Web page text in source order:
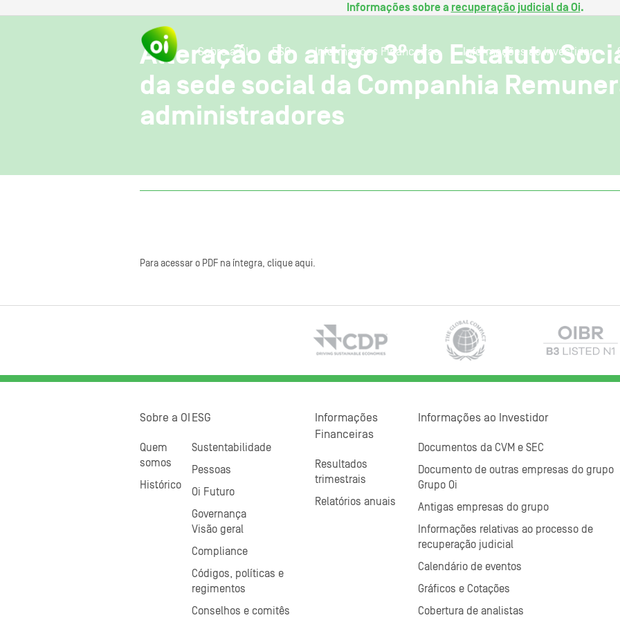
Informações sobre a recuperação judicial da Oi.
Sobre a OI ESG Informações Financeiras Informações ao Investidor
Alteração do artigo 3º do Estatuto
da sede social da Companhia
administradores
Para acessar o PDF na íntegra, clique aqui.
Sobre a OI
Quem
somos
Histórico
ESG
Sustentabilidade
Pessoas
Oi Futuro
Governança
Visão geral
Compliance
Códigos, políticas e
regimentos
Conselhos e comitês
Informações
Financeiras
Resultados
trimestrais
Relatórios anuais
Informações ao Investidor
Documentos da CVM e SEC
Documento de outras empresas do grupo
Grupo Oi
Antigas empresas do grupo
Informações relativas ao processo de
recuperação judicial
Calendário de eventos
Gráficos e Cotações
Cobertura de analistas